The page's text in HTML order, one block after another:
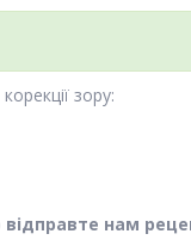
зору:
відправте нам